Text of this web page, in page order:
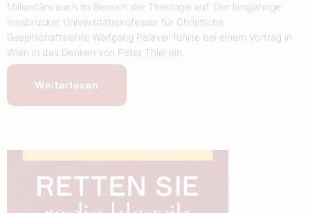
Milliardärs auch im Bereich der Theologie auf. Der langjährige
Innsbrucker Universitätsprofessor für Christliche
Gesellschaftslehre Wolfgang Palaver führte bei einem Vortrag in
Wien in das Denken von Peter Thiel ein.
Weiterlesen